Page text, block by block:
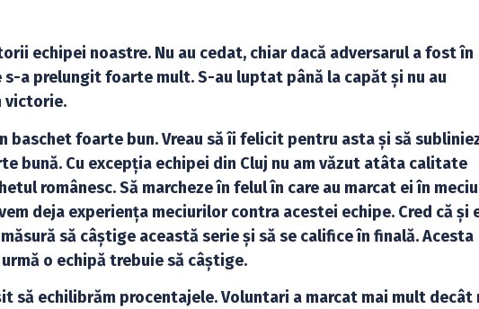
echipei noastre. Nu au cedat, chiar dacă adversarul a fost în
a prelungit foarte mult. S-au luptat până la capăt și nu au
victorie.
baschet foarte bun. Vreau să îi felicit pentru asta și să
bună. Cu excepția echipei din Cluj nu am văzut atâta calitate
românesc. Să marcheze în felul în care au marcat ei în
deja experiența meciurilor contra acestei echipe. Cred că și
să câștige această serie și să se califice în finală. Acesta
o echipă trebuie să câștige.
să echilibrăm procentajele. Voluntari a marcat mai mult decât